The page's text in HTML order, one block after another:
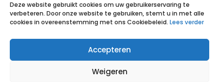
Deze website gebruikt cookies om uw gebruikerservaring te
verbeteren. Door onze website te gebruiken, stemt u in met alle
cookies in overeenstemming met ons Cookiebeleid. Lees verder
Accepteren
Weigeren
Opdrachten